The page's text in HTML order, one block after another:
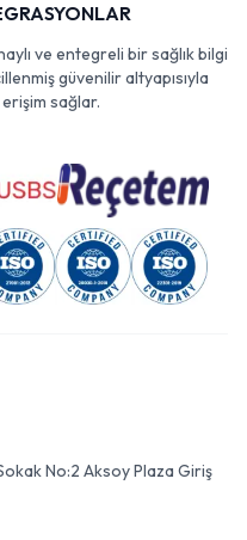
ve entegreli bir sağlık bilgi
güvenilir altyapısıyla
sağlar.
No:2 Aksoy Plaza Giriş